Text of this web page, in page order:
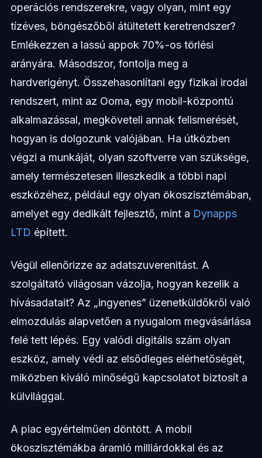
operációs rendszerekre, vagy olyan, mint egy
tízéves, böngészőből átültetett keretrendszer?
Emlékezzen a lassú appok 70%-os törlési
arányára. Másodszor, fontolja meg a
hardverigényt. Összehasonlítani egy fizikai irodai
rendszert, mint az Ooma, egy mobil-központú
alkalmazással, megköveteli annak felismerését,
hogyan is dolgozunk valójában. Ha útközben
végzi a munkáját, olyan szoftverre van szüksége,
amely természetesen illeszkedik a többi napi
eszközéhez, például egy olyan ökoszisztémában,
amelyet egy dedikált fejlesztő, mint a Dynapps
LTD épített.
Végül ellenőrizze az adatszuverenitást. A
szolgáltató világosan vázolja, hogyan kezelik a
hívásadatait? Az „ingyenes” üzenetküldőkről való
elmozdulás alapvetően a nyugalom megvásárlása
felé tett lépés. Egy valódi digitális szám olyan
eszköz, amely védi az elsődleges elérhetőségét,
miközben kiváló minőségű kapcsolatot biztosít a
külvilággal.
A piac egyértelműen döntött. A mobil
ökoszisztémákba áramló milliárdokkal és az